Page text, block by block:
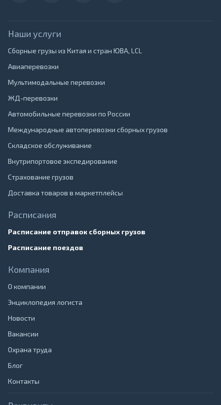
Наши услуги
Сборные грузы из Китая и стран ЮВА, LCL
Авиаперевозки
Мультимодальные перевозки
ЖД-перевозки
Автомобильные перевозки по России
Международные автоперевозки сборных грузов
Складское обслуживание
Внутрипортовое экспедирование
Страхование грузов
Доставка товаров в маркетплейсы
Расписания
Расписание отправок сборных грузов
Расписание поездов
Компания
О компании
Энциклопедия логиста
Новости
Вакансии
Охрана труда
Блог
Контакты